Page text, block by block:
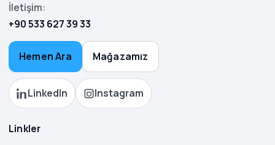
İletişim:
+90 533 627 39 33
Hemen Ara Mağazamız
LinkedIn Instagram
Linkler